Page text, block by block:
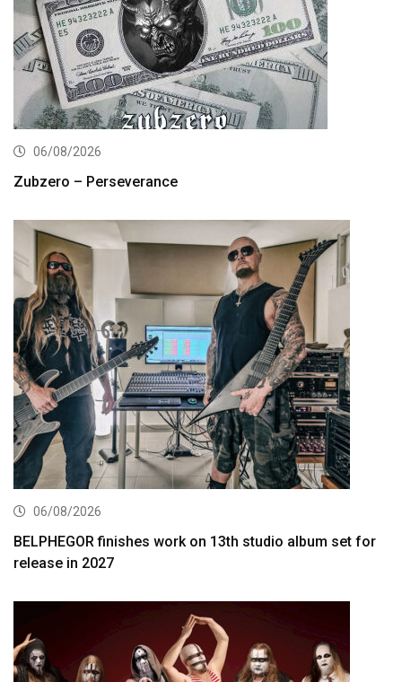
06/08/2026
Zubzero – Perseverance
06/08/2026
BELPHEGOR finishes work on 13th studio album set for
release in 2027